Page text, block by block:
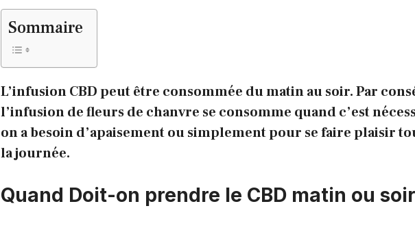
Sommaire
L’infusion CBD peut être consommée du matin au soir. Par
l’infusion de fleurs de chanvre se consomme quand c’est
on a besoin d’apaisement ou simplement pour se faire plaisir
la journée.
Quand Doit-on prendre le CBD matin ou